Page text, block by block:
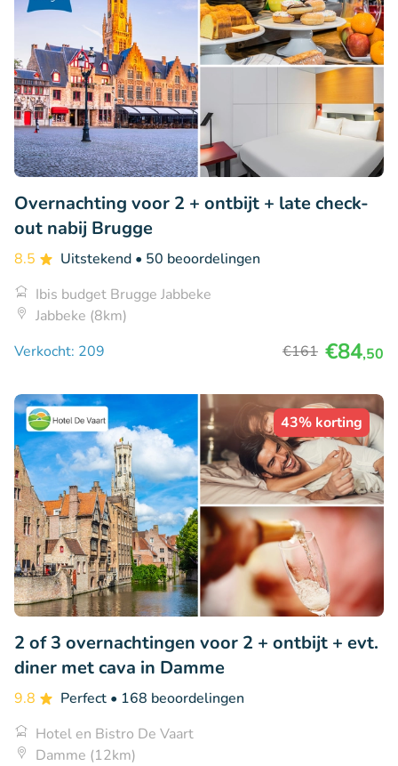
Overnachting voor 2 + ontbijt + late check-
out nabij Brugge
8.5 Uitstekend • 50 beoordelingen
Ibis budget Brugge Jabbeke
Jabbeke (8km)
Verkocht: 209
€161 €84,50
43% korting
2 of 3 overnachtingen voor 2 + ontbijt + evt.
diner met cava in Damme
9.8 Perfect • 168 beoordelingen
Hotel en Bistro De Vaart
Damme (12km)